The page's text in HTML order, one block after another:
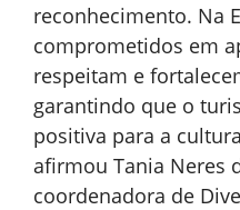
reconhecimento. Na
comprometidos em
respeitam e
garantindo que o
positiva para a
afirmou Tania Neres
coordenadora de